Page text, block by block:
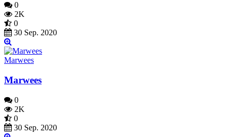
0
2K
0
30 Sep. 2020
Marwees
Marwees
0
2K
0
30 Sep. 2020